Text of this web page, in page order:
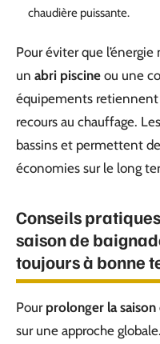
chaudière puissante.
Pour éviter que l’énergie
un abri piscine ou une
équipements
recours au chauffage.
bassins et permettent
économies sur le long
Conseils
saison de
toujours à bonne
Pour prolonger la
sur une approche